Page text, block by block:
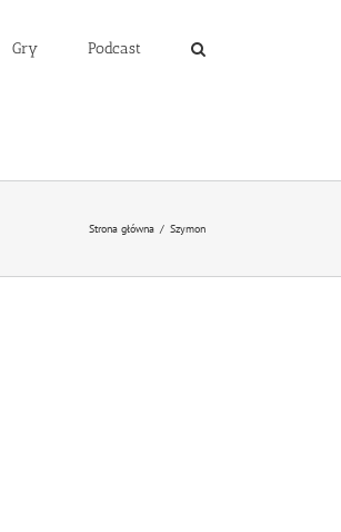
Gry Podcast
Strona główna / Szymon